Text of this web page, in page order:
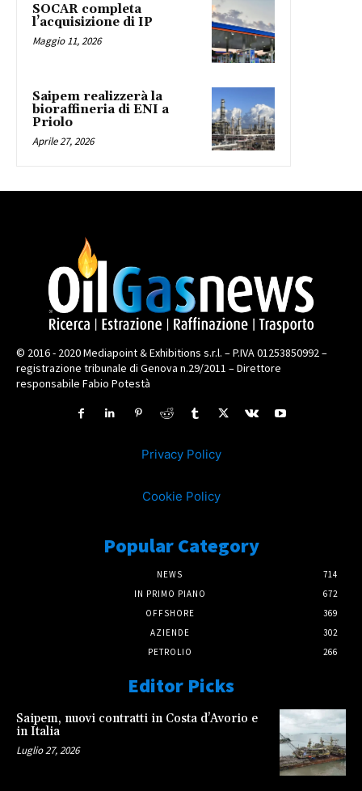
SOCAR completa
l’acquisizione di IP
Maggio 11, 2026
Saipem realizzerà la
bioraffineria di ENI a
Priolo
Aprile 27, 2026
© 2016 - 2020 Mediapoint & Exhibitions s.r.l. – P.IVA 01253850992 –
registrazione tribunale di Genova n.29/2011 – Direttore
responsabile Fabio Potestà
Privacy Policy
Cookie Policy
Popular Category
NEWS
714
IN PRIMO PIANO
672
OFFSHORE
369
AZIENDE
302
PETROLIO
266
Editor Picks
Saipem, nuovi contratti in Costa d’Avorio e
in Italia
Luglio 27, 2026